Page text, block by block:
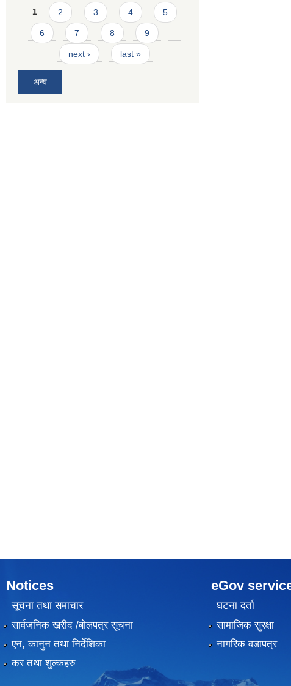
Pages
1 2 3 4 5
6 7 8 9 …
next › last »
अन्य
Notices
सूचना तथा समाचार
सार्वजनिक खरीद /बोलपत्र सूचना
एन, कानुन तथा निर्देशिका
कर तथा शुल्कहरु
eGov
घटना दर्ता
सामाजिक सुरक्षा
नागरिक वडापत्र